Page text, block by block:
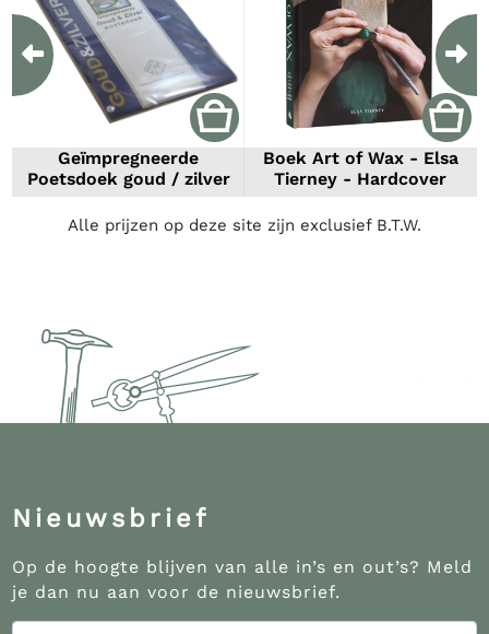
Geïmpregneerde
Poetsdoek goud / zilver
Boek Art of Wax - Elsa
Tierney - Hardcover
Previous
Alle prijzen op deze site zijn exclusief B.T.W.
Nieuwsbrief
Op de hoogte blijven van alle in’s en out’s? Meld
je dan nu aan voor de nieuwsbrief.